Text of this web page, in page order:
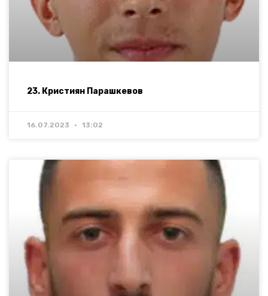
23. Кристиян Парашкевов
16.07.2023 13:02